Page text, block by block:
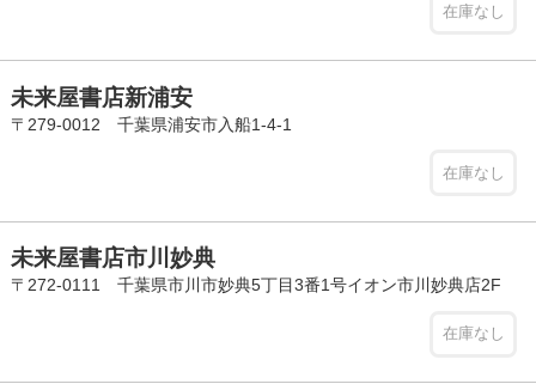
在庫なし
未来屋書店新浦安
〒279-0012 千葉県浦安市入船1-4-1
在庫なし
未来屋書店市川妙典
〒272-0111 千葉県市川市妙典5丁目3番1号イオン市川妙典店2F
在庫なし